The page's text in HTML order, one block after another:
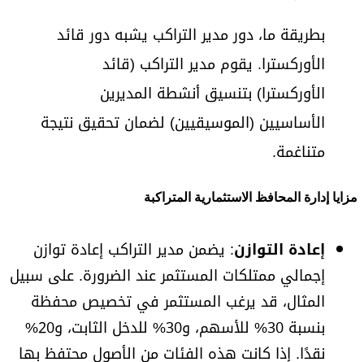
بطريقة ما، دور مدير التراكب يشبه دور قائد
الأوركسترا. يقوم مدير التراكب (قائد
الأوركسترا) بتنسيق أنشطة المديرين
الأساسيين (الموسيقيين) لضمان تحقيق نتيجة
متناغمة.
مزايا إدارة المحافظ الاستثمارية المتراكبة
إعادة التوازن: يضمن مدير التراكب إعادة توازن
إجمالي ممتلكات المستثمر عند الضرورة. على سبيل
المثال، قد يرغب المستثمر في تخصيص محفظة
بنسبة 30% للأسهم، و30% للدخل الثابت، و20%
نقدًا. إذا كانت هذه الفئات من الأصول محتفظ بها